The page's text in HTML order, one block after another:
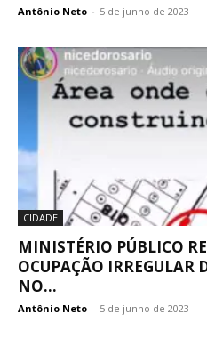
Antônio Neto - 5 de junho de 2023
CIDADE
MINISTÉRIO PÚBLICO
OCUPAÇÃO IRREGULAR
NO...
Antônio Neto - 5 de junho de 2023